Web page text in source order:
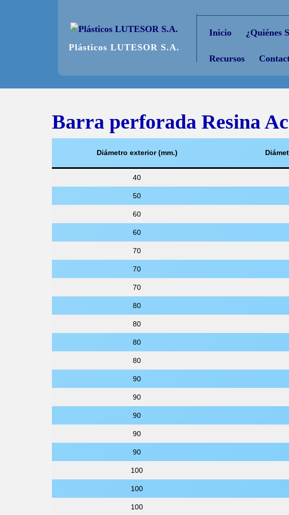
Plásticos LUTESOR S.A.
Inicio ¿Quiénes
Recursos
Barra perforada Resina
Diámetro exterior (mm.)
40
50
60
60
70
70
70
80
80
80
80
90
90
90
90
90
100
100
100